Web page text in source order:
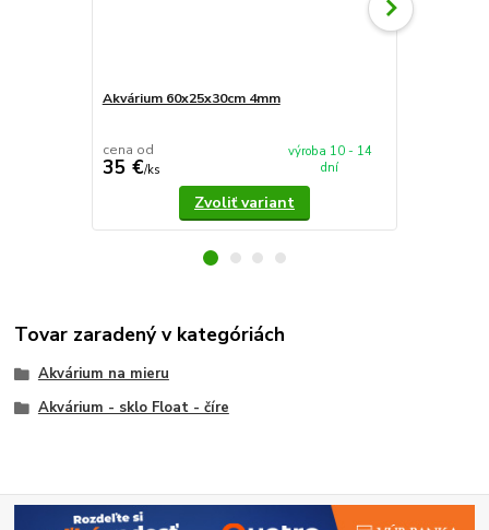
Akvárium 60x25x30cm 4mm
cena od
35 €/ks
výroba 10 - 14
dní
Zvoliť variant
Tovar zaradený v kategóriách
Akvárium na mieru
Akvárium - sklo Float - číre